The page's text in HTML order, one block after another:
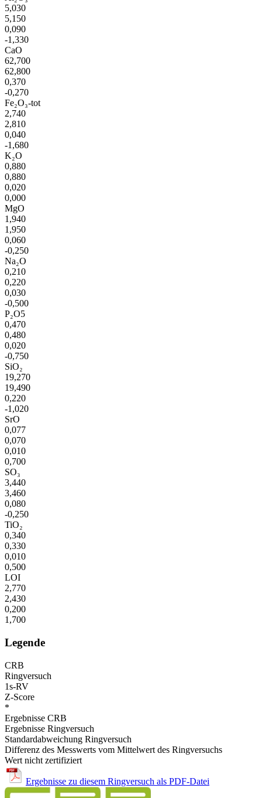
5,030
5,150
0,090
-1,330
CaO
62,700
62,800
0,370
-0,270
Fe₂O₃-tot
2,740
2,810
0,040
-1,680
K₂O
0,880
0,880
0,020
0,000
MgO
1,940
1,950
0,060
-0,250
Na₂O
0,210
0,220
0,030
-0,500
P₂O5
0,470
0,480
0,020
-0,750
SiO₂
19,270
19,490
0,220
-1,020
SrO
0,077
0,070
0,010
0,700
SO₃
3,440
3,460
0,080
-0,250
TiO₂
0,340
0,330
0,010
0,500
LOI
2,770
2,430
0,200
1,700
Legende
CRB
Ringversuch
1s-RV
Z-Score
*
Ergebnisse CRB
Ergebnisse Ringversuch
Standardabweichung Ringversuch
Differenz des Messwerts vom Mittelwert des Ringversuchs
Wert nicht zertifiziert
Ergebnisse zu diesem Ringversuch als PDF-Datei